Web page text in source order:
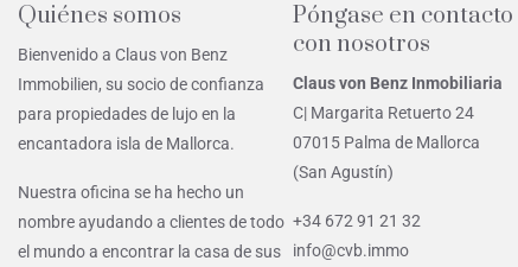
Quiénes somos
Bienvenido a Claus von Benz
Immobilien, su socio de confianza
para propiedades de lujo en la
encantadora isla de Mallorca.
Nuestra oficina se ha hecho un
nombre ayudando a clientes de todo
el mundo a encontrar la casa de sus
Póngase en contacto
con nosotros
Claus von Benz Inmobiliaria
C| Margarita Retuerto 24
07015 Palma de Mallorca
(San Agustín)
+34 672 91 21 32
info@cvb.immo